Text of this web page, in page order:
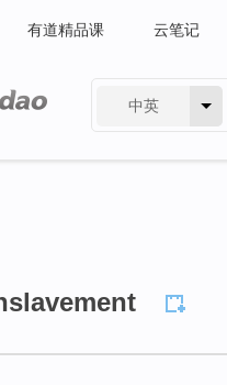
有道精品课 云笔记
中英